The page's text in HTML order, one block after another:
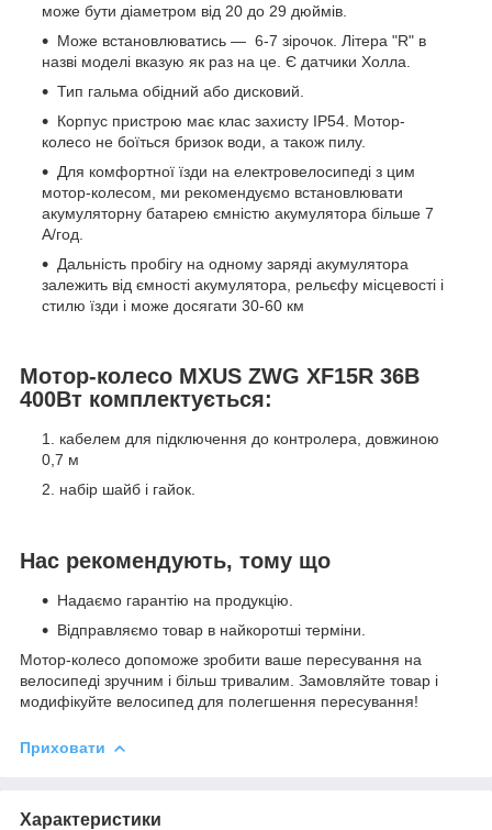
може бути діаметром від 20 до 29 дюймів.
Може встановлюватись — 6-7 зірочок. Літера "R" в
назві моделі вказую як раз на це. Є датчики Холла.
Тип гальма обідний або дисковий.
Корпус пристрою має клас захисту IP54. Мотор-
колесо не боїться бризок води, а також пилу.
Для комфортної їзди на електровелосипеді з цим
мотор-колесом, ми рекомендуємо встановлювати
акумуляторну батарею ємністю акумулятора більше 7
А/год.
Дальність пробігу на одному заряді акумулятора
залежить від ємності акумулятора, рельєфу місцевості і
стилю їзди і може досягати 30-60 км
Мотор-колесо MXUS ZWG XF15R 36В
400Вт комплектується:
кабелем для підключення до контролера, довжиною
0,7 м
набір шайб і гайок.
Нас рекомендують, тому що
Надаємо гарантію на продукцію.
Відправляємо товар в найкоротші терміни.
Мотор-колесо допоможе зробити ваше пересування на
велосипеді зручним і більш тривалим. Замовляйте товар і
модифікуйте велосипед для полегшення пересування!
Приховати
Характеристики